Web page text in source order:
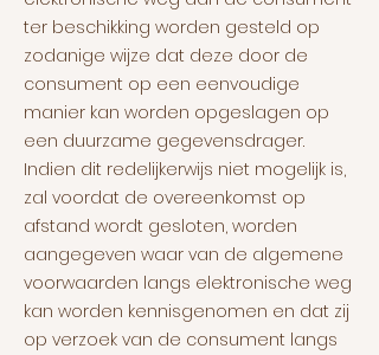
ter beschikking worden gesteld op
zodanige wijze dat deze door de
consument op een eenvoudige
manier kan worden opgeslagen op
een duurzame gegevensdrager.
Indien dit redelijkerwijs niet mogelijk is,
zal voordat de overeenkomst op
afstand wordt gesloten, worden
aangegeven waar van de algemene
voorwaarden langs elektronische weg
kan worden kennisgenomen en dat zij
op verzoek van de consument langs